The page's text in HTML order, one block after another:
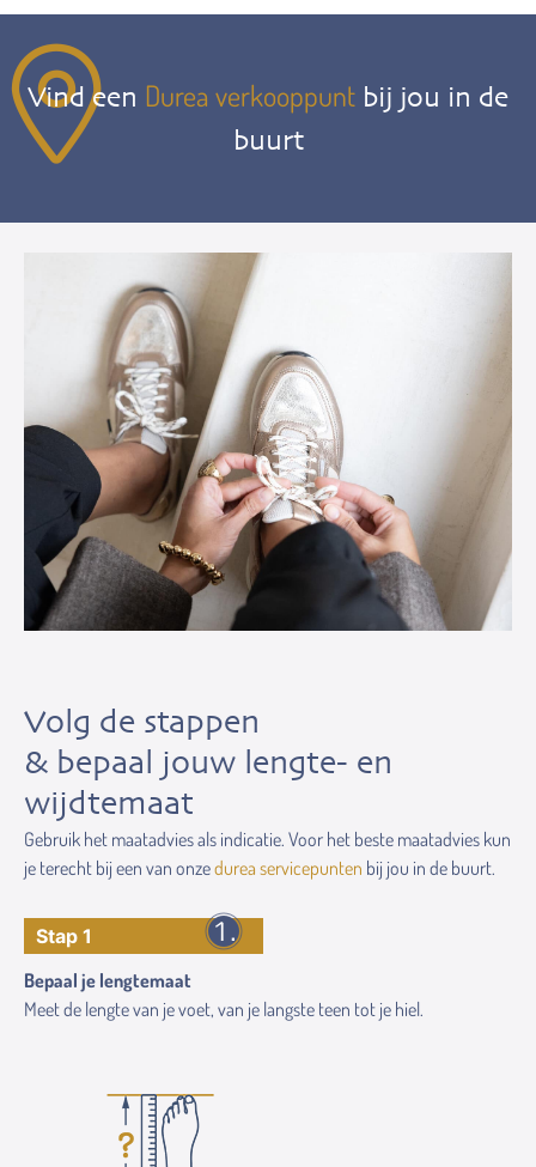
Vind een Durea verkooppunt bij jou in de
buurt
Volg de stappen
& bepaal jouw lengte- en
wijdtemaat
Gebruik het maatadvies als indicatie. Voor het beste maatadvies kun
je terecht bij een van onzedurea servicepunten bij jou in de buurt.
Stap 1
Bepaal je lengtemaat
Meet de lengte van je voet, van je langste teen tot je hiel.